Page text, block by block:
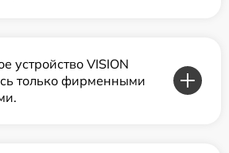
устройство VISION
только фирменными